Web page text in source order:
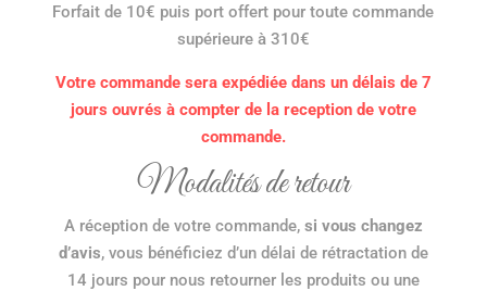
Forfait de 10€ puis port offert pour toute commande
supérieure à 310€
Votre commande sera expédiée dans un délais de 7
jours ouvrés à compter de la reception de votre
commande.
Modalités de retour
A réception de votre commande, si vous changez
d’avis, vous bénéficiez d’un délai de rétractation de
14 jours pour nous retourner les produits ou une